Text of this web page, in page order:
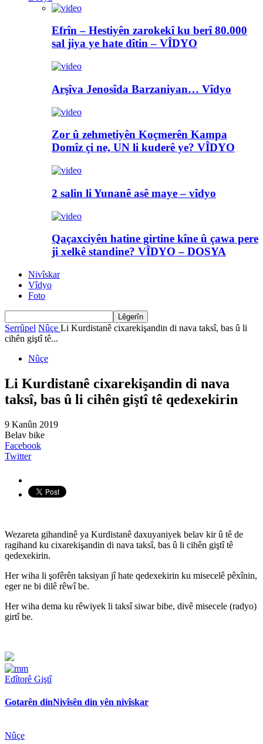
Efrîn – Hestiyên zarokekî ku berî 80.000
sal jiya ye hate dîtin – VÎDYO
Arşîva Jenosîda Barzaniyan… Vîdyo
Zor û zehmetiyên Koçmerên Kampa
Domîz çi ne, UN li kuderê ye? VÎDYO
2 salin li Yunanê asê maye – vîdyo
Qaçaxciyên hatine girtine kîne û çawa pere
ji xelkê standine? VÎDYO – DOSYA
Nivîskar
Vîdyo
Foto
Serrûpel Nûçe Li Kurdistanê cixarekişandin di nava taksî, bas û li
cihên giştî tê...
Nûçe
Li Kurdistanê cixarekişandin di nava
taksî, bas û li cihên giştî tê qedexekirin
9 Kanûn 2019
Belav bike
Facebook
Twitter
Wezareta gihandinê ya Kurdistanê daxuyaniyek belav kir û tê de
ragihand ku cixarekişandin di nava taksî, bas û li cihên giştî tê
qedexekirin.
Her wiha li şofêrên taksiyan jî hate qedexekirin ku misecelê pêxînin,
eger ne bi dilê rêwî be.
Her wiha dema ku rêwiyek li taksî siwar bibe, divê misecele (radyo)
girtî be.
Edîtorê Giştî
Gotarên dinNivîsên din yên nivîskar
Nûçe